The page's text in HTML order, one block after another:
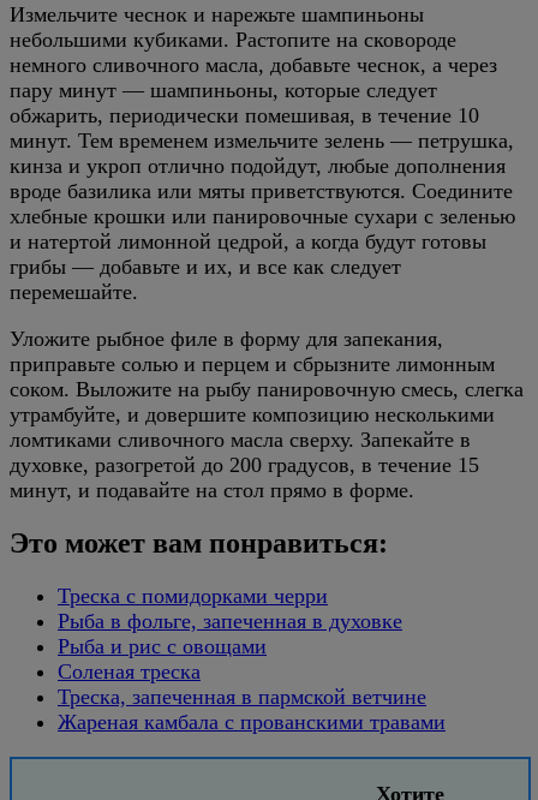
Измельчите чеснок и нарежьте шампиньоны
небольшими кубиками. Растопите на сковороде
немного сливочного масла, добавьте чеснок, а через
пару минут — шампиньоны, которые следует
обжарить, периодически помешивая, в течение 10
минут. Тем временем измельчите зелень — петрушка,
кинза и укроп отлично подойдут, любые дополнения
вроде базилика или мяты приветствуются. Соедините
хлебные крошки или панировочные сухари с зеленью
и натертой лимонной цедрой, а когда будут готовы
грибы — добавьте и их, и все как следует
перемешайте.
Уложите рыбное филе в форму для запекания,
приправьте солью и перцем и сбрызните лимонным
соком. Выложите на рыбу панировочную смесь, слегка
утрамбуйте, и довершите композицию несколькими
ломтиками сливочного масла сверху. Запекайте в
духовке, разогретой до 200 градусов, в течение 15
минут, и подавайте на стол прямо в форме.
Это может вам понравиться:
Треска с помидорками черри
Рыба в фольге, запеченная в духовке
Рыба и рис с овощами
Соленая треска
Треска, запеченная в пармской ветчине
Жареная камбала с прованскими травами
Хотите